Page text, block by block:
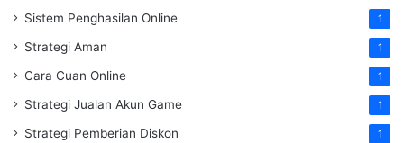
Sistem Penghasilan Online 1
Strategi Aman 1
Cara Cuan Online 1
Strategi Jualan Akun Game 1
Strategi Pemberian Diskon 1